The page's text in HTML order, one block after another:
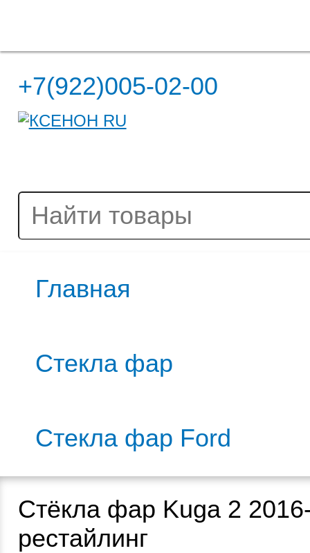
+7(922)005-02-00
Главная
Стекла фар
Стекла фар Ford
Стёкла фар Kuga 2
рестайлинг